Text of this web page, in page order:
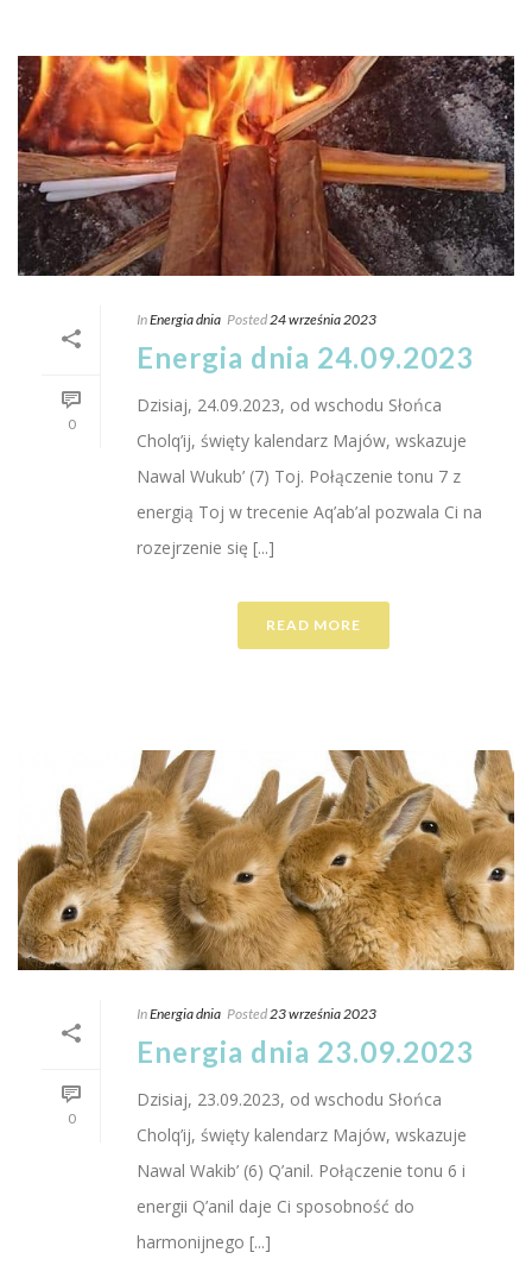
0
InEnergia dnia Posted24 września 2023
Energia dnia 24.09.2023
Dzisiaj, 24.09.2023, od wschodu Słońca
Cholq’ij, święty kalendarz Majów, wskazuje
Nawal Wukub’ (7) Toj. Połączenie tonu 7 z
energią Toj w trecenie Aq’ab’al pozwala Ci na
rozejrzenie się [...]
READ MORE
0
InEnergia dnia Posted 23 września 2023
Energia dnia 23.09.2023
Dzisiaj, 23.09.2023, od wschodu Słońca
Cholq’ij, święty kalendarz Majów, wskazuje
Nawal Wakib’ (6) Q’anil. Połączenie tonu 6 i
energii Q’anil daje Ci sposobność do
harmonijnego [...]